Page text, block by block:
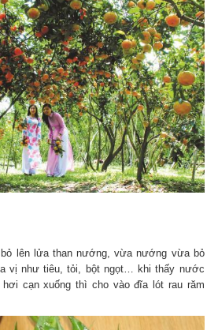
lên lửa than nướng, vừa nướng vừa bỏ
vị như tiêu, tỏi, bột ngọt… khi thấy nước
cạn xuống thì cho vào đĩa lót rau răm